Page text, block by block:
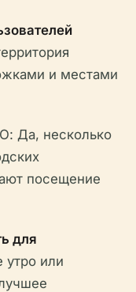
и местами
О: Да, несколько
посещение
для
утро или